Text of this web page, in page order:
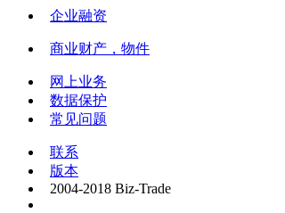
企业融资
商业财产，物件
网上业务
数据保护
常见问题
联系
版本
2004-2018 Biz-Trade